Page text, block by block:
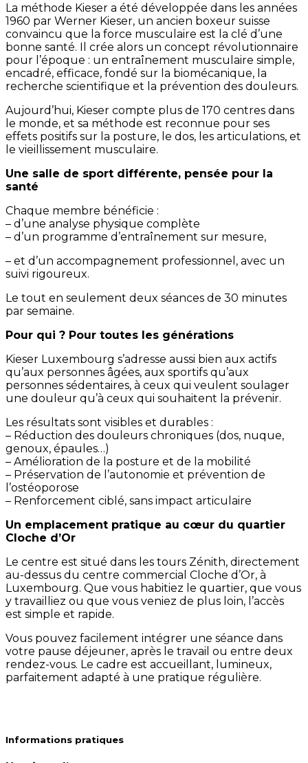
La méthode Kieser a été développée dans les années
1960 par Werner Kieser, un ancien boxeur suisse
convaincu que la force musculaire est la clé d’une
bonne santé. Il crée alors un concept révolutionnaire
pour l’époque : un entraînement musculaire simple,
encadré, efficace, fondé sur la biomécanique, la
recherche scientifique et la prévention des douleurs.
Aujourd’hui, Kieser compte plus de 170 centres dans
le monde, et sa méthode est reconnue pour ses
effets positifs sur la posture, le dos, les articulations, et
le vieillissement musculaire.
Une salle de sport différente, pensée pour la
santé
Chaque membre bénéficie :
– d’une analyse physique complète
– d’un programme d’entraînement sur mesure,
– et d’un accompagnement professionnel, avec un
suivi rigoureux.
Le tout en seulement deux séances de 30 minutes
par semaine.
Pour qui ? Pour toutes les générations
Kieser Luxembourg s’adresse aussi bien aux actifs
qu’aux personnes âgées, aux sportifs qu’aux
personnes sédentaires, à ceux qui veulent soulager
une douleur qu’à ceux qui souhaitent la prévenir.
Les résultats sont visibles et durables :
– Réduction des douleurs chroniques (dos, nuque,
genoux, épaules…)
– Amélioration de la posture et de la mobilité
– Préservation de l’autonomie et prévention de
l’ostéoporose
– Renforcement ciblé, sans impact articulaire
Un emplacement pratique au cœur du quartier
Cloche d’Or
Le centre est situé dans les tours Zénith, directement
au-dessus du centre commercial Cloche d’Or, à
Luxembourg. Que vous habitiez le quartier, que vous
y travailliez ou que vous veniez de plus loin, l’accès
est simple et rapide.
Vous pouvez facilement intégrer une séance dans
votre pause déjeuner, après le travail ou entre deux
rendez-vous. Le cadre est accueillant, lumineux,
parfaitement adapté à une pratique régulière.
Informations pratiques